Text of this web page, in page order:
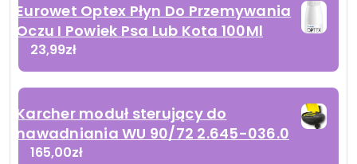
Eurowet Optex Płyn Do Przemywania
Oczu I Powiek Psa Lub Kota 100Ml
23,99zł
Karcher moduł sterujący do
nawadniania WU 90/72 2.645-036.0
165,00zł